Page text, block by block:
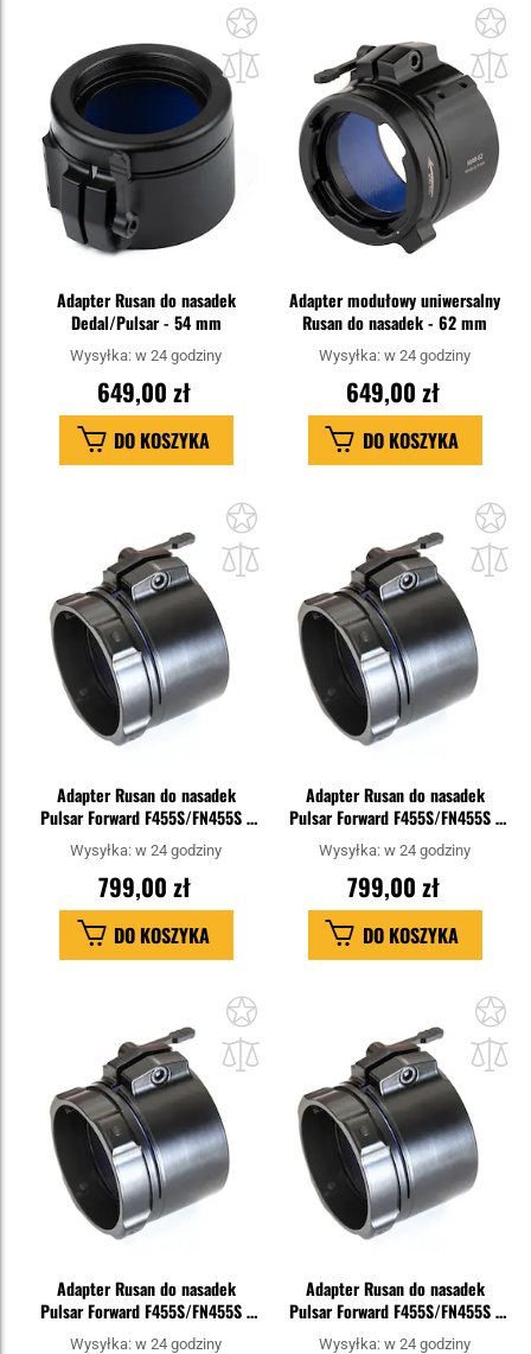
do
schowka
Adapter Rusan do nasadek
Dedal/Pulsar - 54 mm
Wysyłka:w 24 godziny
649,00 zł
DO KOSZYKA
do
Adapter modułowy uniwersalny
Rusan do nasadek - 62 mm
Wysyłka:w 24 godziny
649,00 zł
DO KOSZYKA
do
schowka
Adapter Rusan do nasadek
Pulsar Forward F455S/FN455S -
62 mm
Wysyłka:w 24 godziny
799,00 zł
DO KOSZYKA
do
Adapter Rusan do nasadek
Pulsar Forward F455S/FN455S -
65 mm
Wysyłka:w 24 godziny
799,00 zł
DO KOSZYKA
do
schowka
Adapter Rusan do nasadek
Pulsar Forward F455S/FN455S -
58 mm
Wysyłka:w 24 godziny
do
Adapter Rusan do nasadek
Pulsar Forward F455S/FN455S -
56 mm
Wysyłka:w 24 godziny